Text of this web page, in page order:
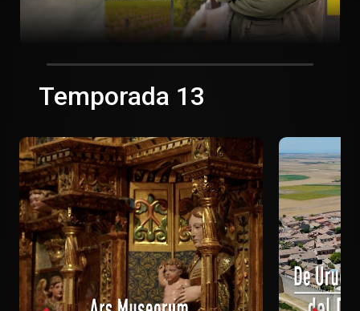
Temporada 13